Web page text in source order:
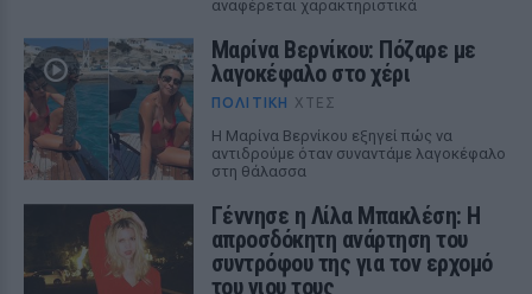
αναφέρεται χαρακτηριστικά
Μαρίνα Βερνίκου: Πόζαρε με
λαγοκέφαλο στο χέρι
ΠΟΛΙΤΙΚΉ ΧΤΕΣ
Η Μαρίνα Βερνίκου εξηγεί πώς να
αντιδρούμε όταν συναντάμε λαγοκέφαλο
στη θάλασσα
Γέννησε η Λίλα Μπακλέση: Η
απροσδόκητη ανάρτηση του
συντρόφου της για τον ερχομό
του γιου τους